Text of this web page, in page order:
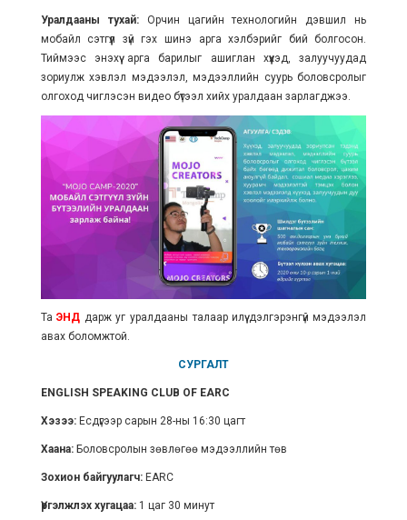
Уралдааны тухай:Орчин цагийн технологийн дэвшил нь
мобайл сэтгүүл зүй гэх шинэ арга хэлбэрийг бий болгосон.
Тиймээс энэхүү арга барилыг ашиглан хүүхэд, залуучуудад
зориулж хэвлэл мэдээлэл, мэдээллийн суурь боловсролыг
олгоход чиглэсэн видео бүтээл хийх уралдаан зарлагджээ.
ТаЭНД дарж уг уралдааны талаар илүү дэлгэрэнгүй мэдээлэл
авах боломжтой.
СУРГАЛТ
ENGLISH SPEAKING CLUB OF EARC
Хэзээ:Есдүгээр сарын 28-ны 16:30 цагт
Хаана:Боловсролын зөвлөгөө мэдээллийн төв
Зохион байгуулагч: EARC
Үргэлжлэх хугацаа:1 цаг 30 минут